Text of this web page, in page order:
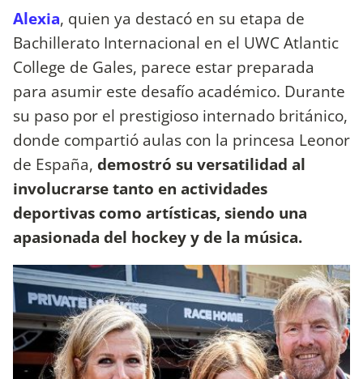
Alexia, quien ya destacó en su etapa de
Bachillerato Internacional en el UWC Atlantic
College de Gales, parece estar preparada
para asumir este desafío académico. Durante
su paso por el prestigioso internado británico,
donde compartió aulas con la princesa Leonor
de España, demostró su versatilidad al
involucrarse tanto en actividades
deportivas como artísticas, siendo una
apasionada del hockey y de la música.